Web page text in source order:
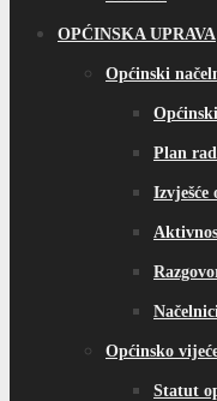
OPĆINSKA UPRAVA
Općinski
Plan
Izvješće
Općinsko
Statut